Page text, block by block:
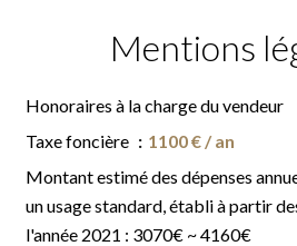
Mentions
Honoraires à la charge du vendeur
Taxe foncière
1100 € / an
Montant estimé des dépenses
un usage standard, établi à partir
l'année 2021 : 3070€ ~ 4160€